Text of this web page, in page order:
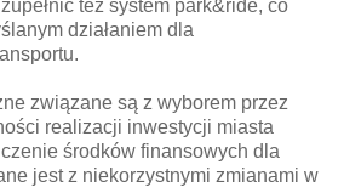
też system park&ride, co
działaniem dla
związane są z wyborem przez
realizacji inwestycji miasta
środków finansowych dla
jest z niekorzystnymi zmianami w